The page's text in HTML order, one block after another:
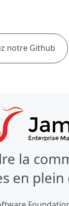
notre Github
la
en plein